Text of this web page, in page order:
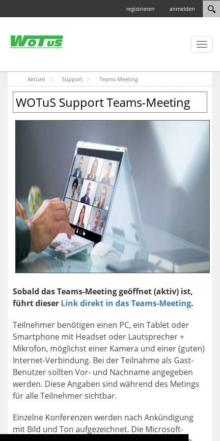
anmelden
registrieren
Toggle
Aktuell Support Teams-Meeting
WOTuS Support Teams-Meeting
Sobald das Teams-Meeting geöffnet (aktiv) ist,
führt dieser Link direkt in das Teams-Meeting.
Teilnehmer benötigen einen PC, ein Tablet oder
Smartphone mit Headset oder Lautsprecher +
Mikrofon, möglichst einer Kamera und einer (guten)
Internet-Verbindung. Bei der Teilnahme als Gast-
Benutzer sollten Vor- und Nachname angegeben
werden. Diese Angaben sind während des Metings
für alle Teilnehmer sichtbar.
Einzelne Konferenzen werden nach Ankündigung
mit Bild und Ton aufgezeichnet. Die Microsoft-